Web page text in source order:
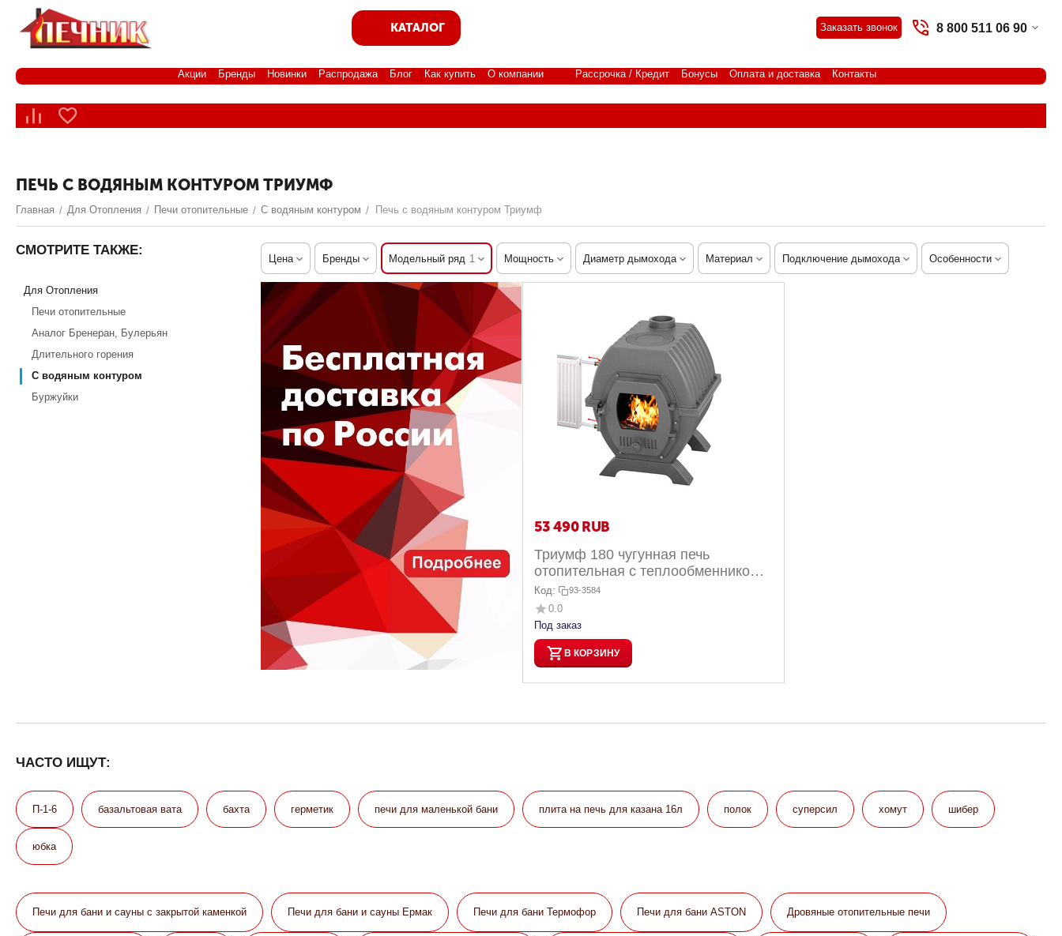
КАТАЛОГ Заказать звонок 8 800 511 06 90
Акции Бренды Новинки Распродажа Блог Как купить О компании Рассрочка / Кредит Бонусы Оплата и доставка Контакты
ПЕЧЬ С ВОДЯНЫМ КОНТУРОМ ТРИУМФ
Главная / Для Отопления / Печи отопительные / С водяным контуром / Печь с водяным контуром Триумф
Цена Бренды Модельный ряд 1 Мощность Диаметр дымохода Материал Подключение дымохода Особенности
53 490 RUB
Триумф 180 чугунная печь
отопительная с теплообменником
до 180 м3
Код: 93-3584
0.0
Под заказ
В КОРЗИНУ
СМОТРИТЕ ТАКЖЕ:
Для Отопления
Печи отопительные
Аналог Бренеран, Булерьян
Длительного горения
С водяным контуром
Буржуйки
ЧАСТО ИЩУТ:
П-1-6 базальтовая вата бахта герметик печи для маленькой бани плита на печь для казана 16л полок суперсил хомут шибер
юбка
Печи для бани и сауны с закрытой каменкой Печи для бани и сауны Eрмак Печи для бани Термофор Печи для бани ASTON Дровяные отопительные печи